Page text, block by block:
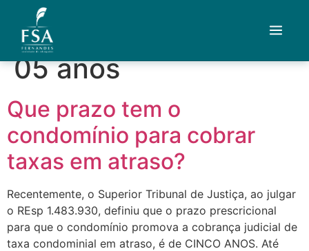
Quem Somos
Áreas de Atuação
Contato
Tag:
05 anos
Que prazo tem o
condomínio para cobrar
taxas em atraso?
Recentemente, o Superior Tribunal de Justiça, ao julgar
o REsp 1.483.930, definiu que o prazo prescricional
para que o condomínio promova a cobrança judicial de
taxa condominial em atraso, é de CINCO ANOS. Até